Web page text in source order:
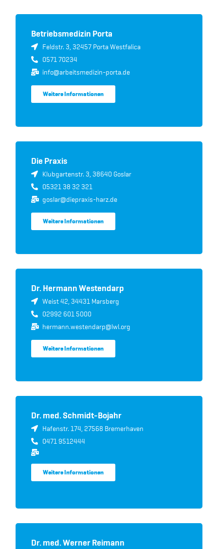
Betriebsmedizin Porta
Feldstr. 3, 32457 Porta Westfalica
0571 70234
info@arbeitsmedizin-porta.de
Weitere Informationen
Die Praxis
Klubgartenstr. 3, 38640 Goslar
05321 38 32 321
goslar@diepraxis-harz.de
Weitere Informationen
Dr. Hermann Westendarp
Weist 42, 34431 Marsberg
02992 601 5000
hermann.westendarp@lwl.org
Weitere Informationen
Dr. med. Schmidt-Bojahr
Hafenstr. 174, 27568 Bremerhaven
0471 9512444
Weitere Informationen
Dr. med. Werner Reimann